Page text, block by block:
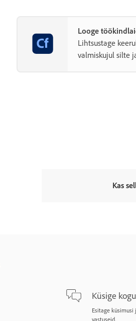
Looge
Lihtsustage
valmiskujul silte
Kas
Küsige
Esitage